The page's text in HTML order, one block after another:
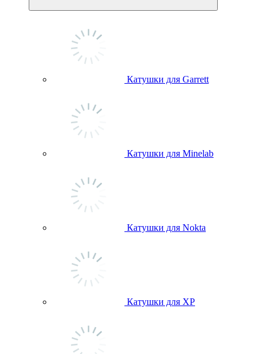
Катушки для Garrett
Катушки для Minelab
Катушки для Nokta
Катушки для ХР